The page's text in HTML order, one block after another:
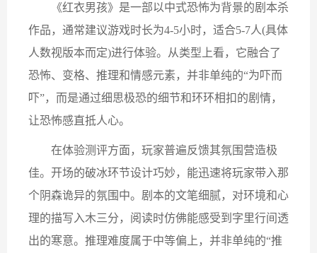
《红衣男孩》是一部以中式恐怖为背景的剧本杀
作品，通常建议游戏时长为4-5小时，适合5-7人(具体
人数视版本而定)进行体验。从类型上看，它融合了
恐怖、变格、推理和情感元素，并非单纯的“为吓而
吓”，而是通过细思极恐的细节和环环相扣的剧情，
让恐怖感直抵人心。
在体验测评方面，玩家普遍反馈其氛围营造极
佳。开场的破冰环节设计巧妙，能迅速将玩家带入那
个阴森诡异的氛围中。剧本的文笔细腻，对环境和心
理的描写入木三分，阅读时仿佛能感受到字里行间透
出的寒意。推理难度属于中等偏上，并非单纯的“推